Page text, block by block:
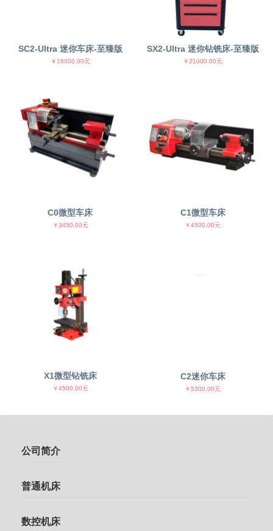
SC2-Ultra 迷你车床-至臻版
￥16000.00元
SX2-Ultra 迷你钻铣床-至臻版
￥21000.00元
C0微型车床
￥3450.00元
C1微型车床
￥4500.00元
X1微型钻铣床
￥4500.00元
C2迷你车床
￥5300.00元
公司简介
普通机床
数控机床